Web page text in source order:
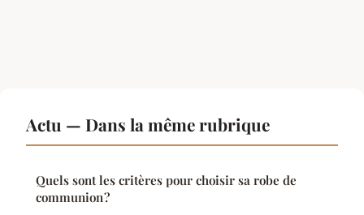
Actu — Dans la même rubrique
Quels sont les critères pour choisir sa robe de
communion ?